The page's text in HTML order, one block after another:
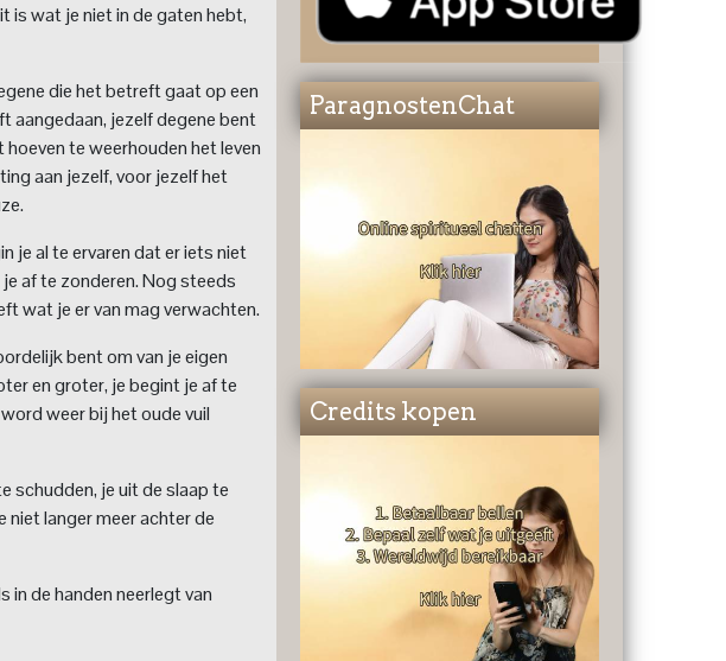
is wat je niet in de gaten hebt,
die het betreft gaat op een
aangedaan, jezelf degene bent
te weerhouden het leven
aan jezelf, voor jezelf het
je al te ervaren dat er iets niet
af te zonderen. Nog steeds
wat je er van mag verwachten.
bent om van je eigen
en groter, je begint je af te
weer bij het oude vuil
schudden, je uit de slaap te
niet langer meer achter de
de handen neerlegt van
ParagnostenChat
Credits kopen